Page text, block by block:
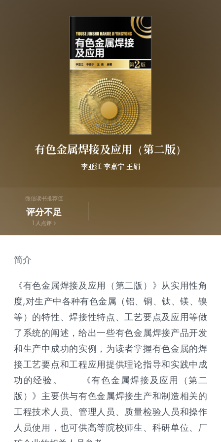
有色金属焊接及应用（第二版）
李亚江 李嘉宁 王娟
微信读书推荐值
评分不足
人点评
简介
《有色金属焊接及应用（第二版）》从实用性角
度,对生产中各种有色金属（铝、铜、钛、镁、镍
等）的特性、焊接性特点、工艺要点及应用等做
了系统的阐述，给出一些有色金属焊接产品开发
和生产中成功的实例，为读者掌握有色金属的焊
接工艺要点和工程应用提供理论指导和实践中成
功的经验。 《有色金属焊接及应用（第二
版）》主要供与有色金属焊接生产和制造相关的
工程技术人员、管理人员、质量检验人员和操作
人员使用，也可供高等院校师生、科研单位、厂